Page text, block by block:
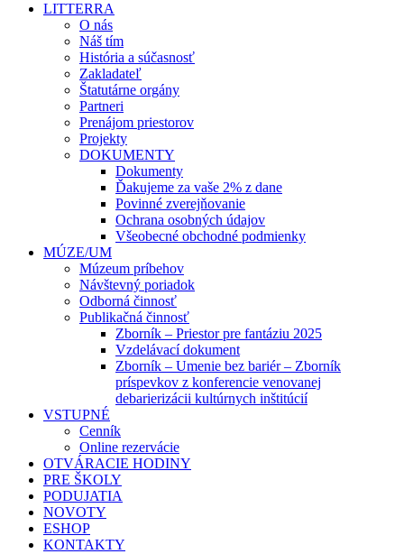
LITTERRA
O nás
Náš tím
História a súčasnosť
Zakladateľ
Štatutárne orgány
Partneri
Prenájom priestorov
Projekty
DOKUMENTY
Dokumenty
Ďakujeme za vaše 2% z dane
Povinné zverejňovanie
Ochrana osobných údajov
Všeobecné obchodné podmienky
MÚZE/UM
Múzeum príbehov
Návštevný poriadok
Odborná činnosť
Publikačná činnosť
Zborník – Priestor pre fantáziu 2025
Vzdelávací dokument
Zborník – Umenie bez bariér – Zborník
príspevkov z konferencie venovanej
debarierizácii kultúrnych inštitúcií
VSTUPNÉ
Cenník
Online rezervácie
OTVÁRACIE HODINY
PRE ŠKOLY
PODUJATIA
NOVOTY
ESHOP
KONTAKTY